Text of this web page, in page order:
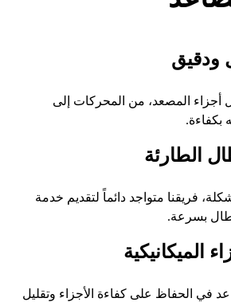
المصعد، من المحركات إلى
بكفاءة.
فريقنا متواجد دائماً لتقديم خدمة
بسرعة.
في الحفاظ على كفاءة الأجزاء وتقليل